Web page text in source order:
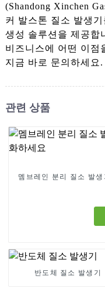
(Shandong Xinchen
커 발스톤 질소 발생
생성 솔루션을 제공합
비즈니스에 어떤 이점
지금 바로 문의하세요.
관련 상품
멤브레인 분리 질소 발
반도체 질소 발생기